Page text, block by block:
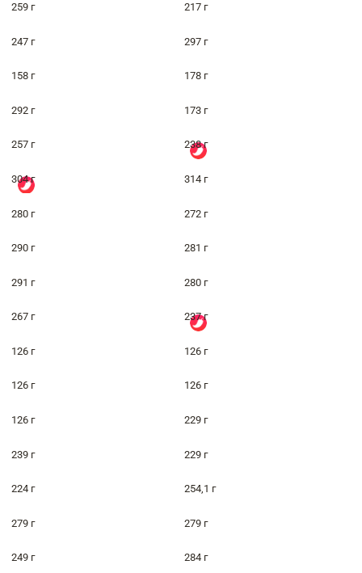
259 г 217 г
247 г 297 г
158 г 178 г
292 г 173 г
257 г 238 г
304 г 314 г
280 г 272 г
290 г 281 г
291 г 280 г
267 г 237 г
126 г 126 г
126 г 126 г
126 г 229 г
239 г 229 г
224 г 254,1 г
279 г 279 г
249 г 284 г